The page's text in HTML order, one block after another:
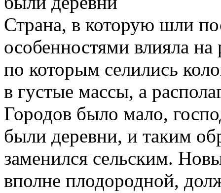
Страна, в которую шли
особенностями влияла на
по которым селились
в густые массы, а
Городов было мало,
были деревни, и таким
заменился сельским.
вполне плодородной,